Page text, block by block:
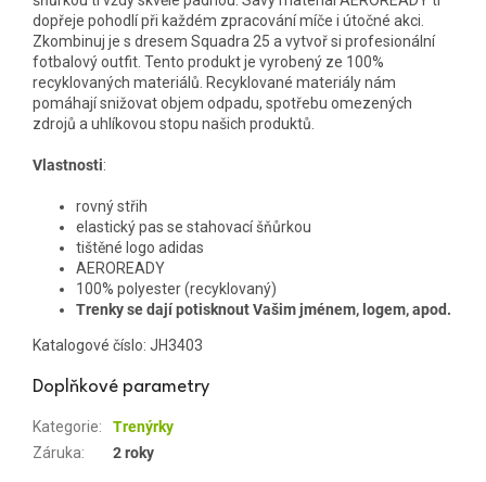
dopřeje pohodlí při každém zpracování míče i útočné akci.
Zkombinuj je s dresem Squadra 25 a vytvoř si profesionální
fotbalový outfit. Tento produkt je vyrobený ze 100%
recyklovaných materiálů. Recyklované materiály nám
pomáhají snižovat objem odpadu, spotřebu omezených
zdrojů a uhlíkovou stopu našich produktů.
Vlastnosti:
rovný střih
elastický pas se stahovací šňůrkou
tištěné logo adidas
AEROREADY
100% polyester (recyklovaný)
Trenky se dají potisknout Vašim jménem, logem, apod.
Katalogové číslo: JH3403
Doplňkové parametry
Kategorie:
Trenýrky
Záruka: 2 roky